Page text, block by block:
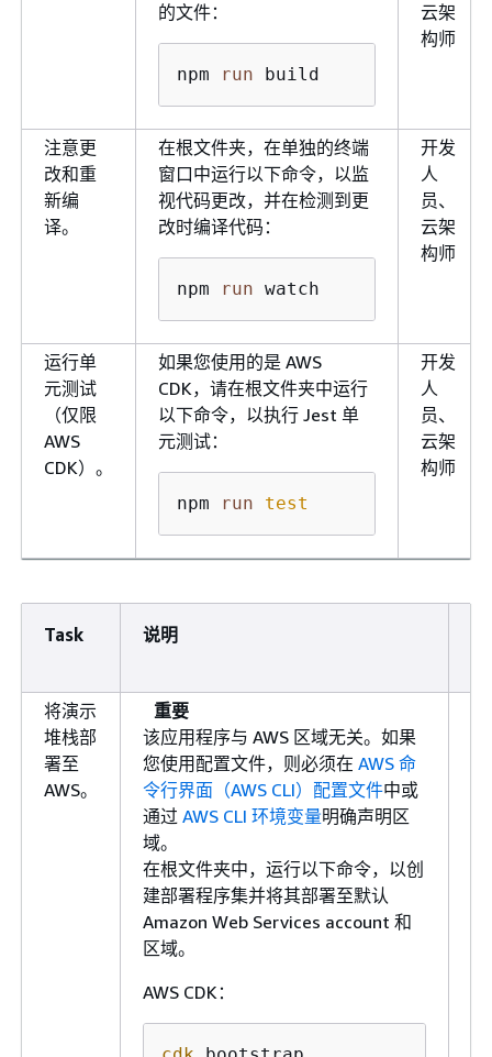
的文件：
npm run build
云架
构师
注意更
改和重
新编
译。
在根文件夹，在单独的终端
窗口中运行以下命令，以监
视代码更改，并在检测到更
改时编译代码：
npm run watch
开发
人
员、
云架
构师
运行单
元测试
（仅限
AWS
CDK）。
如果您使用的是 AWS
CDK，请在根文件夹中运行
以下命令，以执行 Jest 单
元测试：
npm run test
开发
人
员、
云架
构师
Task 说明
将演示
堆栈部
署至
AWS。
重要
该应用程序与 AWS 区域无关。如果
您使用配置文件，则必须在 AWS 命
令行界面（AWS CLI）配置文件中或
通过 AWS CLI 环境变量明确声明区
域。
在根文件夹中，运行以下命令，以创
建部署程序集并将其部署至默认
Amazon Web Services account 和
区域。
AWS CDK：